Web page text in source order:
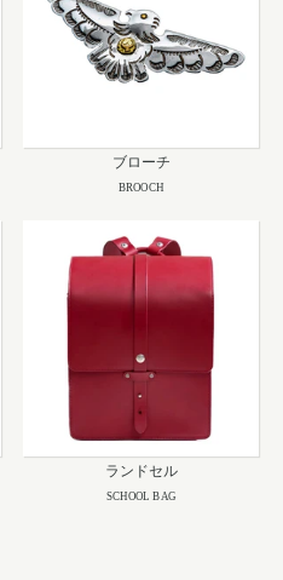
ブローチ
BROOCH
ランドセル
SCHOOL BAG